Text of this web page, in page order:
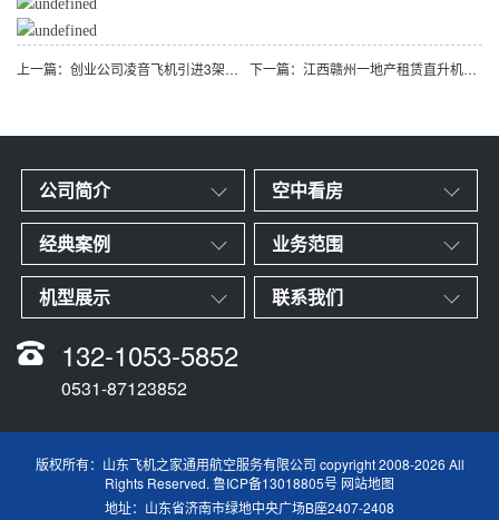
上一篇：创业公司凌音飞机引进3架罗宾逊R44直升机将用于租赁和销售 下一篇：江西赣州一地产租赁直升机带购房者空中看房
公司简介 空中看房
经典案例 业务范围
机型展示 联系我们
132-1053-5852
0531-87123852
版权所有：山东飞机之家通用航空服务有限公司 copyright 2008-2026 All
Rights Reserved. 鲁ICP备13018805号 网站地图
地址：山东省济南市绿地中央广场B座2407-2408